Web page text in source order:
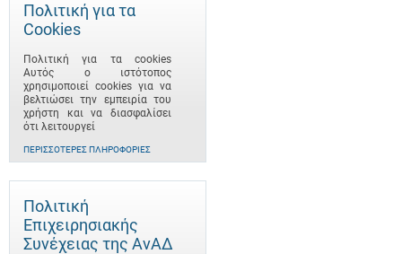
Πολιτική για τα
Cookies
Πολιτική για τα cookies
Αυτός ο ιστότοπος
χρησιμοποιεί cookies για να
βελτιώσει την εμπειρία του
χρήστη και να διασφαλίσει
ότι λειτουργεί
ΠΕΡΙΣΣΌΤΕΡΕΣ ΠΛΗΡΟΦΟΡΊΕΣ
Πολιτική
Επιχειρησιακής
Συνέχειας της ΑνΑΔ